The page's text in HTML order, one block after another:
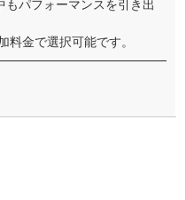
パフォーマンスを引き出
料金で選択可能です。